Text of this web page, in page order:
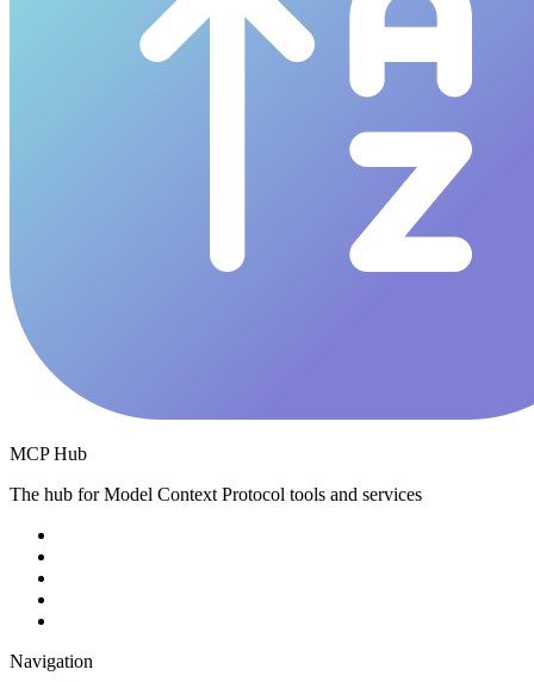
MCP Hub
The hub for Model Context Protocol tools and services
Navigation